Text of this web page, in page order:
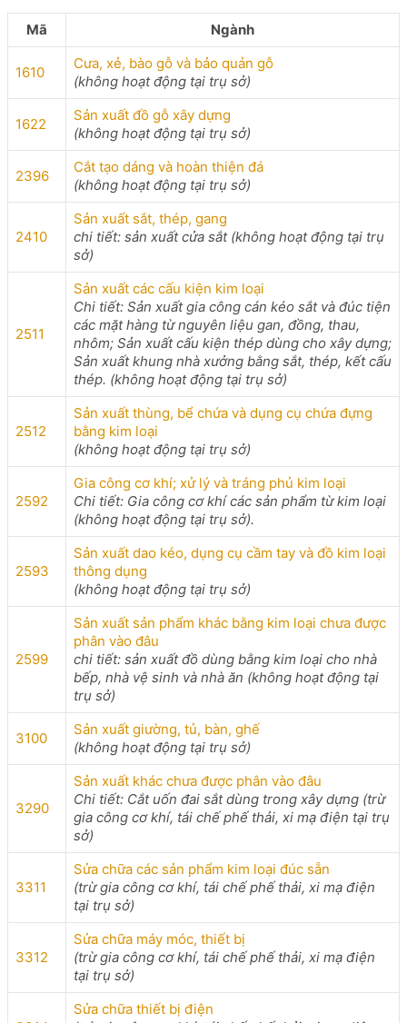
Mã Ngành
1610
Cưa, xẻ, bào gỗ và bảo quản gỗ
(không hoạt động tại trụ sở)
1622
Sản xuất đồ gỗ xây dựng
(không hoạt động tại trụ sở)
2396
Cắt tạo dáng và hoàn thiện đá
(không hoạt động tại trụ sở)
2410
Sản xuất sắt, thép, gang
chi tiết: sản xuất cửa sắt (không hoạt động tại trụ
sở)
2511
Sản xuất các cấu kiện kim loại
Chi tiết: Sản xuất gia công cán kéo sắt và đúc tiện
các mặt hàng từ nguyên liệu gan, đồng, thau,
nhôm; Sản xuất cấu kiện thép dùng cho xây dựng;
Sản xuất khung nhà xưởng bằng sắt, thép, kết cấu
thép. (không hoạt động tại trụ sở)
2512
Sản xuất thùng, bể chứa và dụng cụ chứa đựng
bằng kim loại
(không hoạt động tại trụ sở)
2592
Gia công cơ khí; xử lý và tráng phủ kim loại
Chi tiết: Gia công cơ khí các sản phẩm từ kim loại
(không hoạt động tại trụ sở).
2593
Sản xuất dao kéo, dụng cụ cầm tay và đồ kim loại
thông dụng
(không hoạt động tại trụ sở)
2599
Sản xuất sản phẩm khác bằng kim loại chưa được
phân vào đâu
chi tiết: sản xuất đồ dùng bằng kim loại cho nhà
bếp, nhà vệ sinh và nhà ăn (không hoạt động tại
trụ sở)
3100
Sản xuất giường, tủ, bàn, ghế
(không hoạt động tại trụ sở)
3290
Sản xuất khác chưa được phân vào đâu
Chi tiết: Cắt uốn đai sắt dùng trong xây dựng (trừ
gia công cơ khí, tái chế phế thải, xi mạ điện tại trụ
sở)
3311
Sửa chữa các sản phẩm kim loại đúc sẵn
(trừ gia công cơ khí, tái chế phế thải, xi mạ điện
tại trụ sở)
3312
Sửa chữa máy móc, thiết bị
(trừ gia công cơ khí, tái chế phế thải, xi mạ điện
tại trụ sở)
Sửa chữa thiết bị điện